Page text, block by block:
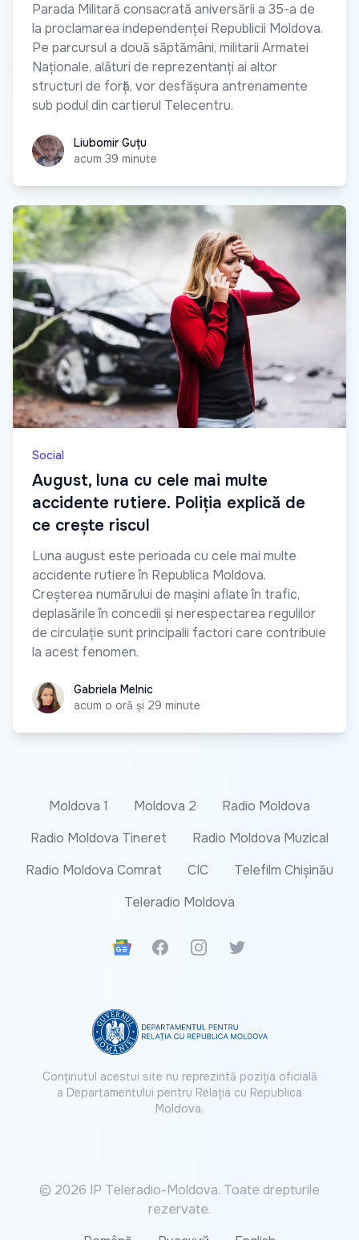
Parada Militară consacrată aniversării a 35-a de
la proclamarea independenței Republicii Moldova.
Pe parcursul a două săptămâni, militarii Armatei
Naționale, alături de reprezentanți ai altor
structuri de forță, vor desfășura antrenamente
sub podul din cartierul Telecentru.
Liubomir Guțu
Liubomir Guțu
acum 39 minute
Social
August, luna cu cele mai multe
accidente rutiere. Poliția explică de
ce crește riscul
Luna august este perioada cu cele mai multe
accidente rutiere în Republica Moldova.
Creșterea numărului de mașini aflate în trafic,
deplasările în concedii și nerespectarea regulilor
de circulație sunt principalii factori care contribuie
la acest fenomen.
Gabriela Melnic
Gabriela Melnic
acum o oră și 29 minute
Moldova 1 Moldova 2
Radio Moldova
Radio Moldova Tineret
Radio Moldova Muzical
Radio Moldova Comrat
CIC
Telefilm Chișinău
Teleradio Moldova
Google News
FacebookInstagramTwitter
Conținutul acestui site nu reprezintă poziția oficială
a Departamentului pentru Relația cu Republica
Moldova.
© 2026 IP Teleradio-Moldova. Toate drepturile
rezervate.